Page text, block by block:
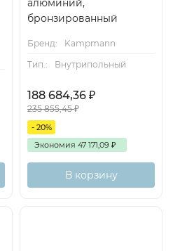
алюминий,
бронзированный
Бренд:
Kampmann
Тип.:
Внутрипольный
188 684,36 ₽
235 855,45₽
- 20%
Экономия 47 171,09 ₽
В корзину